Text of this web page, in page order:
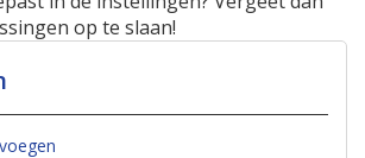
op te slaan!